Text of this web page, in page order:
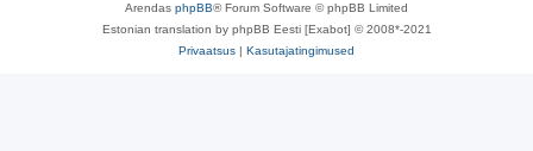
Arendas phpBB® Forum Software © phpBB Limited
Estonian translation by phpBB Eesti [Exabot] © 2008*-2021
Privaatsus | Kasutajatingimused